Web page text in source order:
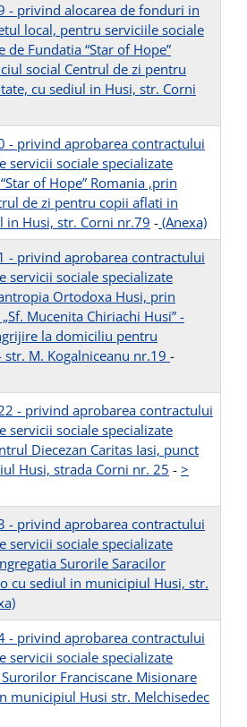
- privind alocarea de fonduri in
local, pentru serviciile sociale
de Fundatia “Star of Hope”
social Centrul de zi pentru
cu sediul in Husi, str. Corni
- privind aprobarea contractului
servicii sociale specializate
of Hope” Romania ,prin
de zi pentru copii aflati in
in Husi, str. Corni nr.79 - (Anexa)
- privind aprobarea contractului
servicii sociale specializate
Ortodoxa Husi, prin
Mucenita Chiriachi Husi” -
la domiciliu pentru
str. M. Kogalniceanu nr.19 -
- privind aprobarea contractului
servicii sociale specializate
Diecezan Caritas Iasi, punct
Husi, strada Corni nr. 25 - >
- privind aprobarea contractului
servicii sociale specializate
Surorile Saracilor
cu sediul in municipiul Husi, str.
- privind aprobarea contractului
servicii sociale specializate
Franciscane Misionare
municipiul Husi str. Melchisedec